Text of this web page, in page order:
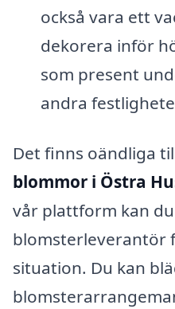
också vara ett
dekorera inför
som present
andra
Det finns oändliga
blommor i Östra
vår plattform kan
blomsterleverantör
situation. Du kan